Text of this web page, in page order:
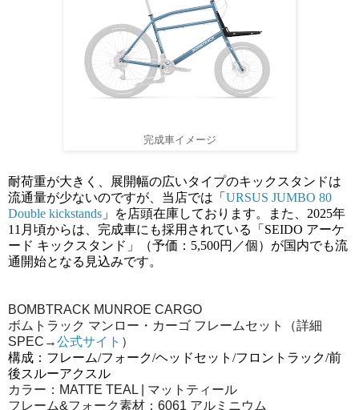
完成車イメージ
耐荷重が大きく、展開幅の広いタイプのキックスタンドは
流通量が少ないのですが、当店では「 URSUS JUMBO 80
Double kickstands 」を店頭在庫しております。また、2025年
11月頃からは、完成車にも採用されている「SEIDO アーケ
ード キックスタンド」（予価：5,500円／個）が国内でも流
通開始となる見込みです。
BOMBTRACK MUNROE CARGO
ボムトラック マンロー・カーゴ フレームセット（詳細
SPEC→公式サイト ）
構成：フレーム/フォーク/ヘッドセット/フロントラック/前
後スルーアクスル
カラー：MATTE TEAL | マットティール
フレーム&フォーク素材：6061 アルミニウム